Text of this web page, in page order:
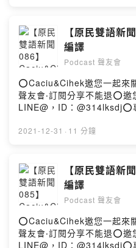
2z05⭕留言告訴我你對這一
https://open.firstory.me/
2z05/commentsPowered
【原民雙語
編譯
Podcast 聲友會
⭕Caciu&Cihek邀您一起來
聲友會‧訂閱分享不能退⭕
LINE@，ID：@314lksdj⭕
https://open.firstory.me/
2021-12-31 · 11 分鐘
【原民雙語
編譯
Podcast 聲友會
⭕Caciu&Cihek邀您一起來
聲友會‧訂閱分享不能退⭕
LINE@，ID：@314lksdj⭕